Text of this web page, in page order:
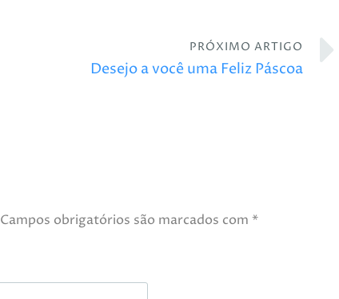
PRÓXIMO ARTIGO
Desejo a você uma Feliz Páscoa
Campos obrigatórios são marcados com *